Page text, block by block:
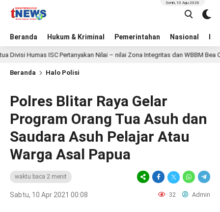
Beranda Hukum & Kriminal Pemerintahan Nasional
Senin, 10 Agu 2026
Humas ISC Pertanyakan Nilai – nilai Zona Integritas dan WBBM Bea Cukai
Beranda Halo Polisi
Polres Blitar Raya Gelar
Program Orang Tua Asuh dan
Saudara Asuh Pelajar Atau
Warga Asal Papua
waktu baca 2 menit
Sabtu, 10 Apr 2021 00:08 32 Admin